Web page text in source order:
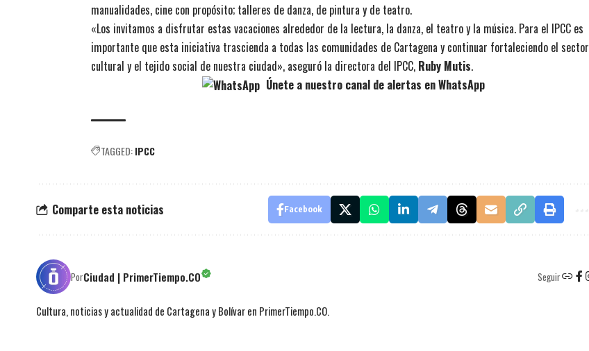
manualidades, cine con propósito; talleres de danza, de pintura y de teatro.
«Los invitamos a disfrutar estas vacaciones alrededor de la lectura, la danza, el teatro y la música. Para el IPCC es
importante que esta iniciativa trascienda a todas las comunidades de Cartagena y continuar fortaleciendo el sector
cultural y el tejido social de nuestra ciudad», aseguró la directora del IPCC, Ruby Mutis.
Únete a nuestro canal de alertas en WhatsApp
TAGGED:IPCC
Comparte esta noticias Facebook
PorCiudad | PrimerTiempo.CO Seguir
Cultura, noticias y actualidad de Cartagena y Bolívar en PrimerTiempo.CO.